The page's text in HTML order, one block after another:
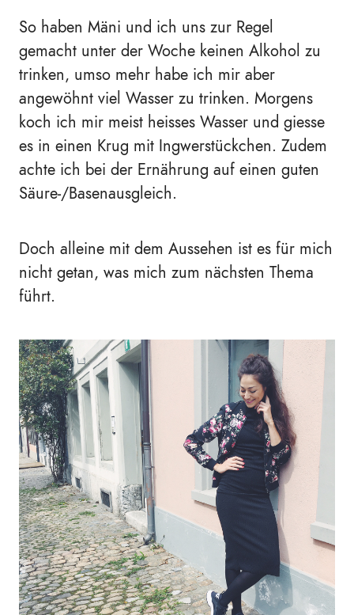
So haben Mäni und ich uns zur Regel
gemacht unter der Woche keinen Alkohol zu
trinken, umso mehr habe ich mir aber
angewöhnt viel Wasser zu trinken. Morgens
koch ich mir meist heisses Wasser und giesse
es in einen Krug mit Ingwerstückchen. Zudem
achte ich bei der Ernährung auf einen guten
Säure-/Basenausgleich.
Doch alleine mit dem Aussehen ist es für mich
nicht getan, was mich zum nächsten Thema
führt.